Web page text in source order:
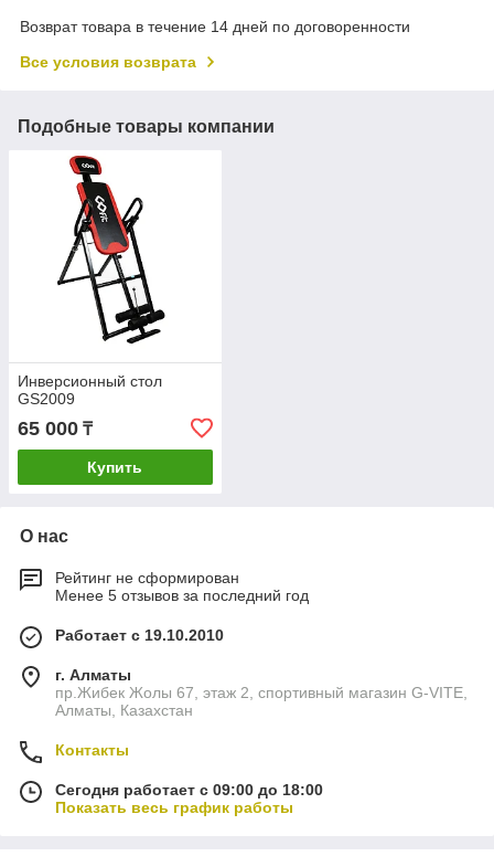
Возврат товара в течение 14 дней по договоренности
Все условия возврата
Подобные товары компании
Инверсионный стол
GS2009
65 000 ₸
Купить
О нас
Рейтинг не сформирован
Менее 5 отзывов за последний год
Работает с 19.10.2010
г. Алматы
пр.Жибек Жолы 67, этаж 2, спортивный магазин G-VITE,
Алматы, Казахстан
Контакты
Сегодня работает с 09:00 до 18:00
Показать весь график работы